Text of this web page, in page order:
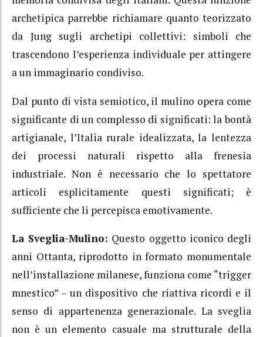
archetipica parrebbe richiamare quanto teorizzato
da Jung sugli archetipi collettivi: simboli che
trascendono l’esperienza individuale per attingere
a un immaginario condiviso.
Dal punto di vista semiotico, il mulino opera come
significante di un complesso di significati: la bontà
artigianale, l’Italia rurale idealizzata, la lentezza
dei processi naturali rispetto alla frenesia
industriale. Non è necessario che lo spettatore
articoli esplicitamente questi significati; è
sufficiente che li percepisca emotivamente.
La Sveglia-Mulino: Questo oggetto iconico degli
anni Ottanta, riprodotto in formato monumentale
nell’installazione milanese, funziona come “trigger
mnestico” – un dispositivo che riattiva ricordi e il
senso di appartenenza generazionale. La sveglia
non è un elemento casuale ma strutturale della